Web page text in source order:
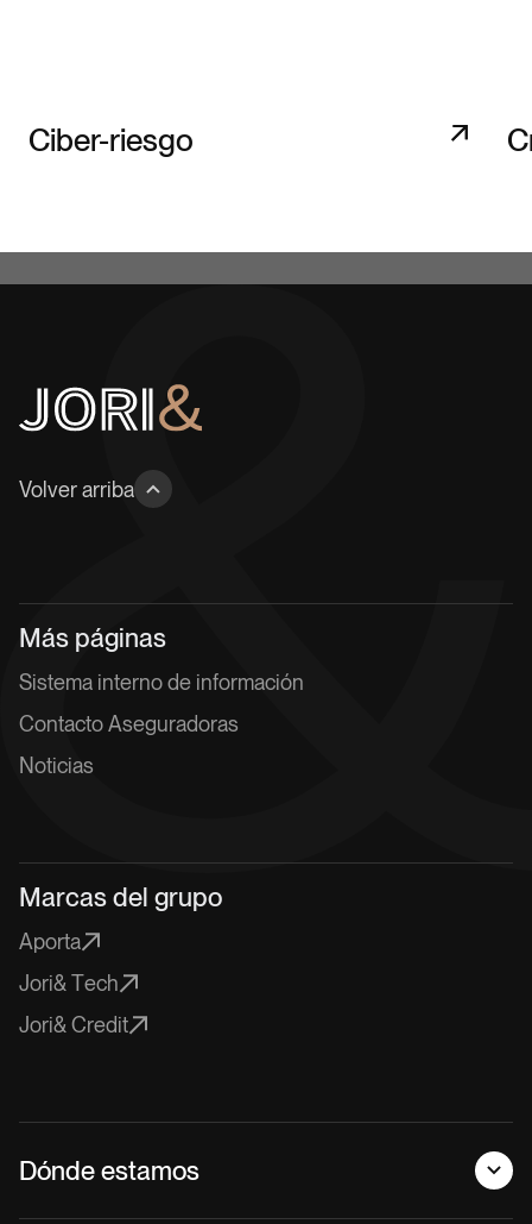
Ciber-riesgo
Volver arriba
Más páginas
Sistema internode información
ContactoAseguradoras
Noticias
Marcasdel grupo
Aporta
Jori&Tech
Jori&Credit
Dóndeestamos